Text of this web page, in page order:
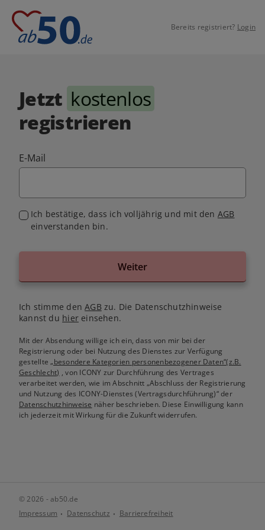
Bereits registriert? Login
Jetzt kostenlos
registrieren
E-Mail
Ich bestätige, dass ich volljährig und mit den AGB
einverstanden bin.
Weiter
Ich stimme denAGB zu. Die Datenschutzhinweise
kannst du hiereinsehen.
Mit der Absendung willige ich ein, dass von mir bei der
Registrierung oder bei Nutzung des Dienstes zur Verfügung
gestellte„besondere Kategorien personenbezogener Daten“(z.B.
Geschlecht) , von ICONY zur Durchführung des Vertrages
verarbeitet werden, wie im Abschnitt „Abschluss der Registrierung
und Nutzung des ICONY-Dienstes (Vertragsdurchführung)“ der
Datenschutzhinweise näher beschrieben. Diese Einwilligung kann
ich jederzeit mit Wirkung für die Zukunft widerrufen.
© 2026 - ab50.de
Impressum
Datenschutz Barrierefreiheit